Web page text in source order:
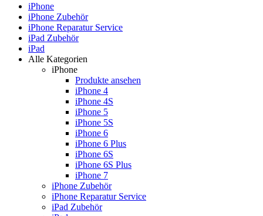
iPhone
iPhone Zubehör
iPhone Reparatur Service
iPad Zubehör
iPad
Alle Kategorien
iPhone
Produkte ansehen
iPhone 4
iPhone 4S
iPhone 5
iPhone 5S
iPhone 6
iPhone 6 Plus
iPhone 6S
iPhone 6S Plus
iPhone 7
iPhone Zubehör
iPhone Reparatur Service
iPad Zubehör